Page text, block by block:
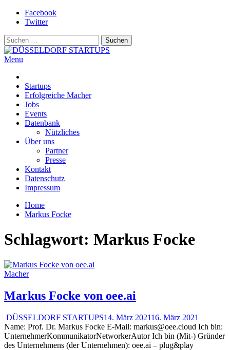
Skip
Facebook
Twitter
Suchen
nach:
ganzen Rheinland
Menu
Startups
Erfolgreiche Macher
Jobs
Events
Datenbank
Nützliches
Über uns
Partner
Presse
Kontakt
Datenschutz
Impressum
Home
Markus Focke
Schlagwort: Markus Focke
Macher
Markus Focke von oee.ai
DÜSSELDORF STARTUPS14. März 202116. März 2021
Name: Prof. Dr. Markus Focke E-Mail: markus@oee.cloud Ich bin:
UnternehmerKommunikatorNetworkerAutor Ich bin (Mit-) Gründer
des Unternehmens (der Unternehmen): oee.ai – plug&play